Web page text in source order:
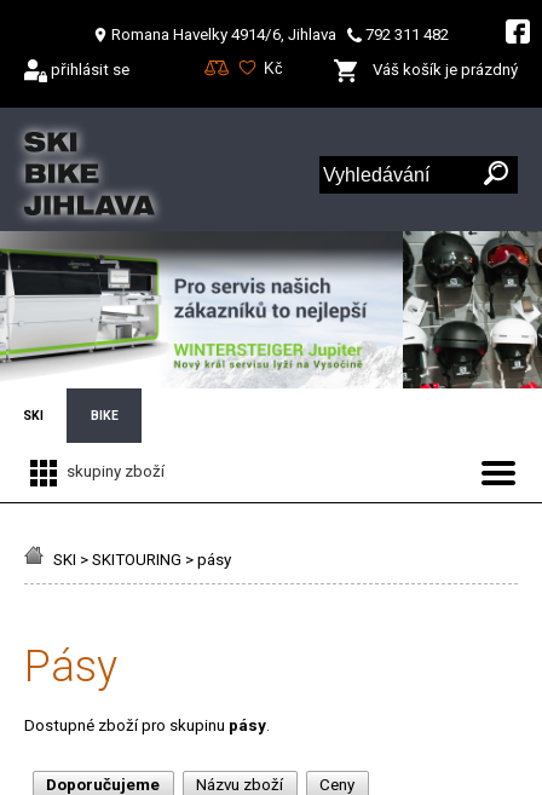
Romana Havelky 4914/6, Jihlava
792 311 482
přihlásit se
Váš košík je prázdný
SKI BIKE
skupiny zboží
SKI > SKITOURING > pásy
pásy
Dostupné zboží pro skupinu pásy.
Doporučujeme Názvu zboží Ceny